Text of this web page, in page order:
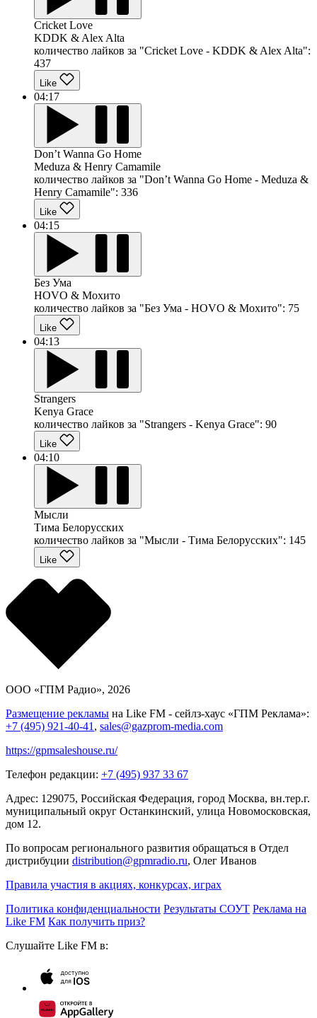
Cricket Love
KDDK & Alex Alta
количество лайков за "Cricket Love - KDDK & Alex Alta":
437
Like
04:17
Don’t Wanna Go Home
Meduza & Henry Camamile
количество лайков за "Don’t Wanna Go Home - Meduza &
Henry Camamile": 336
Like
04:15
Без Ума
HOVO & Мохито
количество лайков за "Без Ума - HOVO & Мохито": 75
Like
04:13
Strangers
Kenya Grace
количество лайков за "Strangers - Kenya Grace": 90
Like
04:10
Мысли
Тима Белорусских
количество лайков за "Мысли - Тима Белорусских": 145
Like
ООО «ГПМ Радио», 2026
Размещение рекламы на Like FM - сейлз-хаус «ГПМ Реклама»:
+7 (495) 921-40-41 , sales@gazprom-media.com
https://gpmsaleshouse.ru/
Телефон редакции: +7 (495) 937 33 67
Адрес: 129075, Российская Федерация, город Москва, вн.тер.г.
муниципальный округ Останкинский, улица Новомосковская,
дом 12.
По вопросам регионального развития обращаться в Отдел
дистрибуции distribution@gpmradio.ru, Олег Иванов
Правила участия в акциях, конкурсах, играх
Политика конфиденциальности Результаты СОУТ Реклама на
Like FM Как получить приз?
Слушайте Like FM в: